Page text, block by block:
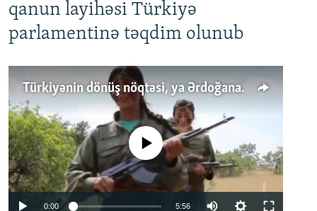
qanun layihəsi Türkiyə
parlamentinə təqdim olunub
Türkiyənin dönüş nöqtəsi, ya Ərdoğana üçüncü şans: PKK ilə qəfil barışıq nə deməkdir?
No media source currently available
0:00 5:56